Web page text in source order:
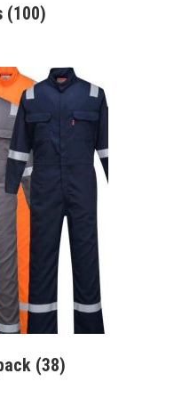
(100)
(38)